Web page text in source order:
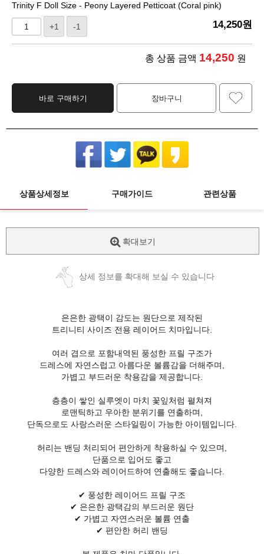
Trinity F Doll Size - Peony Layered Petticoat (Coral pink)
+1 -1 14,250원
총 상품 금액 14,250 원
바로 구매하기 장바구니
상품상세정보 구매가이드 관련상품
확대보기
상세 정보를 확대해 보실 수 있습니다
은은한 광택이 감도는 원단으로 제작된
트리니티 사이즈 전용 레이어드 치마입니다.
여러 겹으로 포함내역된 풍성한 프릴 구조가
드레스에 자연스럽고 아름다운 볼륨감을 더해주며,
가볍고 부드러운 착용감을 제공합니다.
층층이 쌓인 실루엣이 마치 꽃잎처럼 펼쳐져
로맨틱하고 우아한 분위기를 연출하며,
단독으로도 사랑스러운 스타일링이 가능한 아이템입니다.
허리는 밴딩 처리되어 편안하게 착용하실 수 있으며,
단품으로 입어도 좋고
다양한 드레스와 레이어드하여 연출해도 좋습니다.
✔ 풍성한 레이어드 프릴 구조
✔ 은은한 광택감의 부드러운 원단
✔ 가볍고 자연스러운 볼륨 연출
✔ 편안한 허리 밴딩